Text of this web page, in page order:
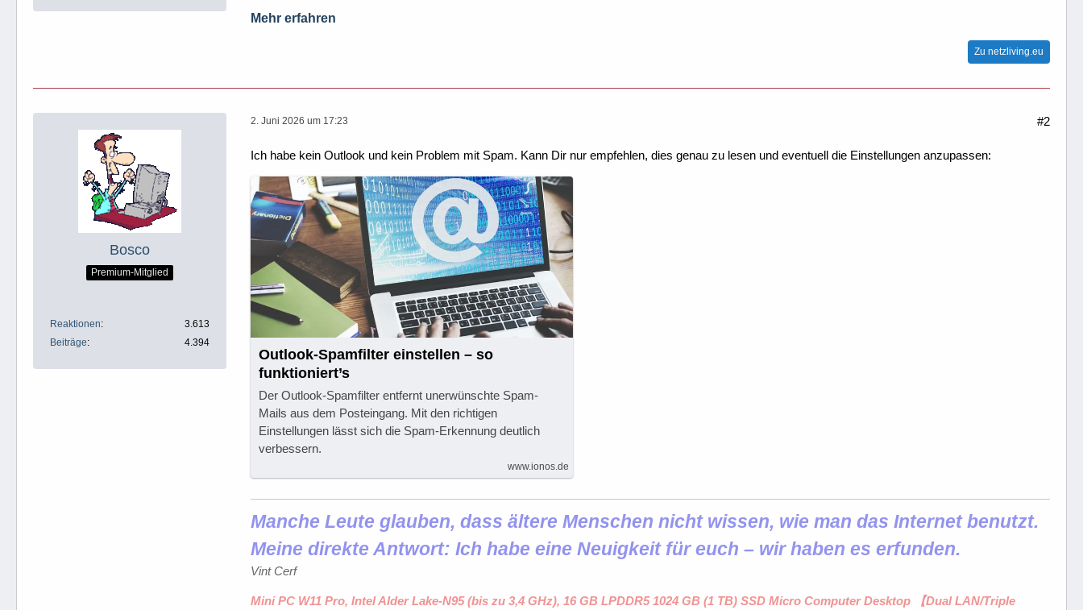
Mehr erfahren
Zu netzliving.eu
Bosco
Premium-Mitglied
Reaktionen
3.613
Beiträge
4.394
2. Juni 2026 um 17:23 #2
Ich habe kein Outlook und kein Problem mit Spam. Kann Dir nur empfehlen, dies genau zu lesen und eventuell die Einstellungen anzupassen:
Outlook-Spamfilter einstellen – so
funktioniert’s
Der Outlook-Spamfilter entfernt unerwünschte Spam-
Mails aus dem Posteingang. Mit den richtigen
Einstellungen lässt sich die Spam-Erkennung deutlich
verbessern.
www.ionos.de
Manche Leute glauben, dass ältere Menschen nicht wissen, wie man das Internet benutzt.
Meine direkte Antwort: Ich habe eine Neuigkeit für euch – wir haben es erfunden.
Vint Cerf
Mini PC W11 Pro, Intel Alder Lake-N95 (bis zu 3,4 GHz), 16 GB LPDDR5 1024 GB (1 TB) SSD Micro Computer Desktop 【Dual LAN/Triple